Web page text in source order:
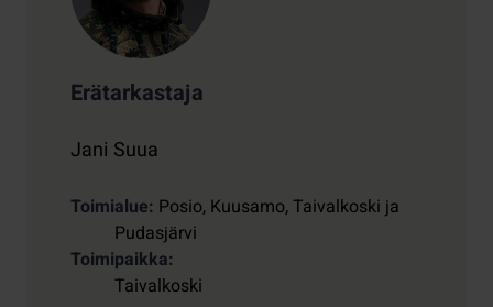
Erätarkastaja
Jani Suua
Toimialue Posio, Kuusamo, Taivalkoski ja
Pudasjärvi
Toimipaikka
Taivalkoski